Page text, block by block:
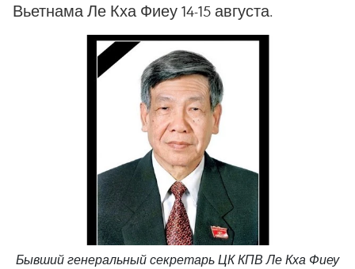
Вьетнама Ле Кха Фиеу 14-15 августа.
Бывший генеральный секретарь ЦК КПВ Ле Кха Фиеу